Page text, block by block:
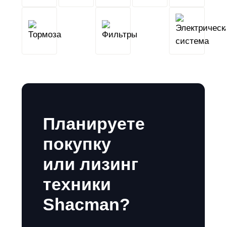
Тормоза Фильтры
Планируете
покупку
или лизинг
техники
Shacman?